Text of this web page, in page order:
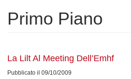
Primo Piano
La Lilt Al Meeting Dell’Emhf
Pubblicato il 09/10/2009